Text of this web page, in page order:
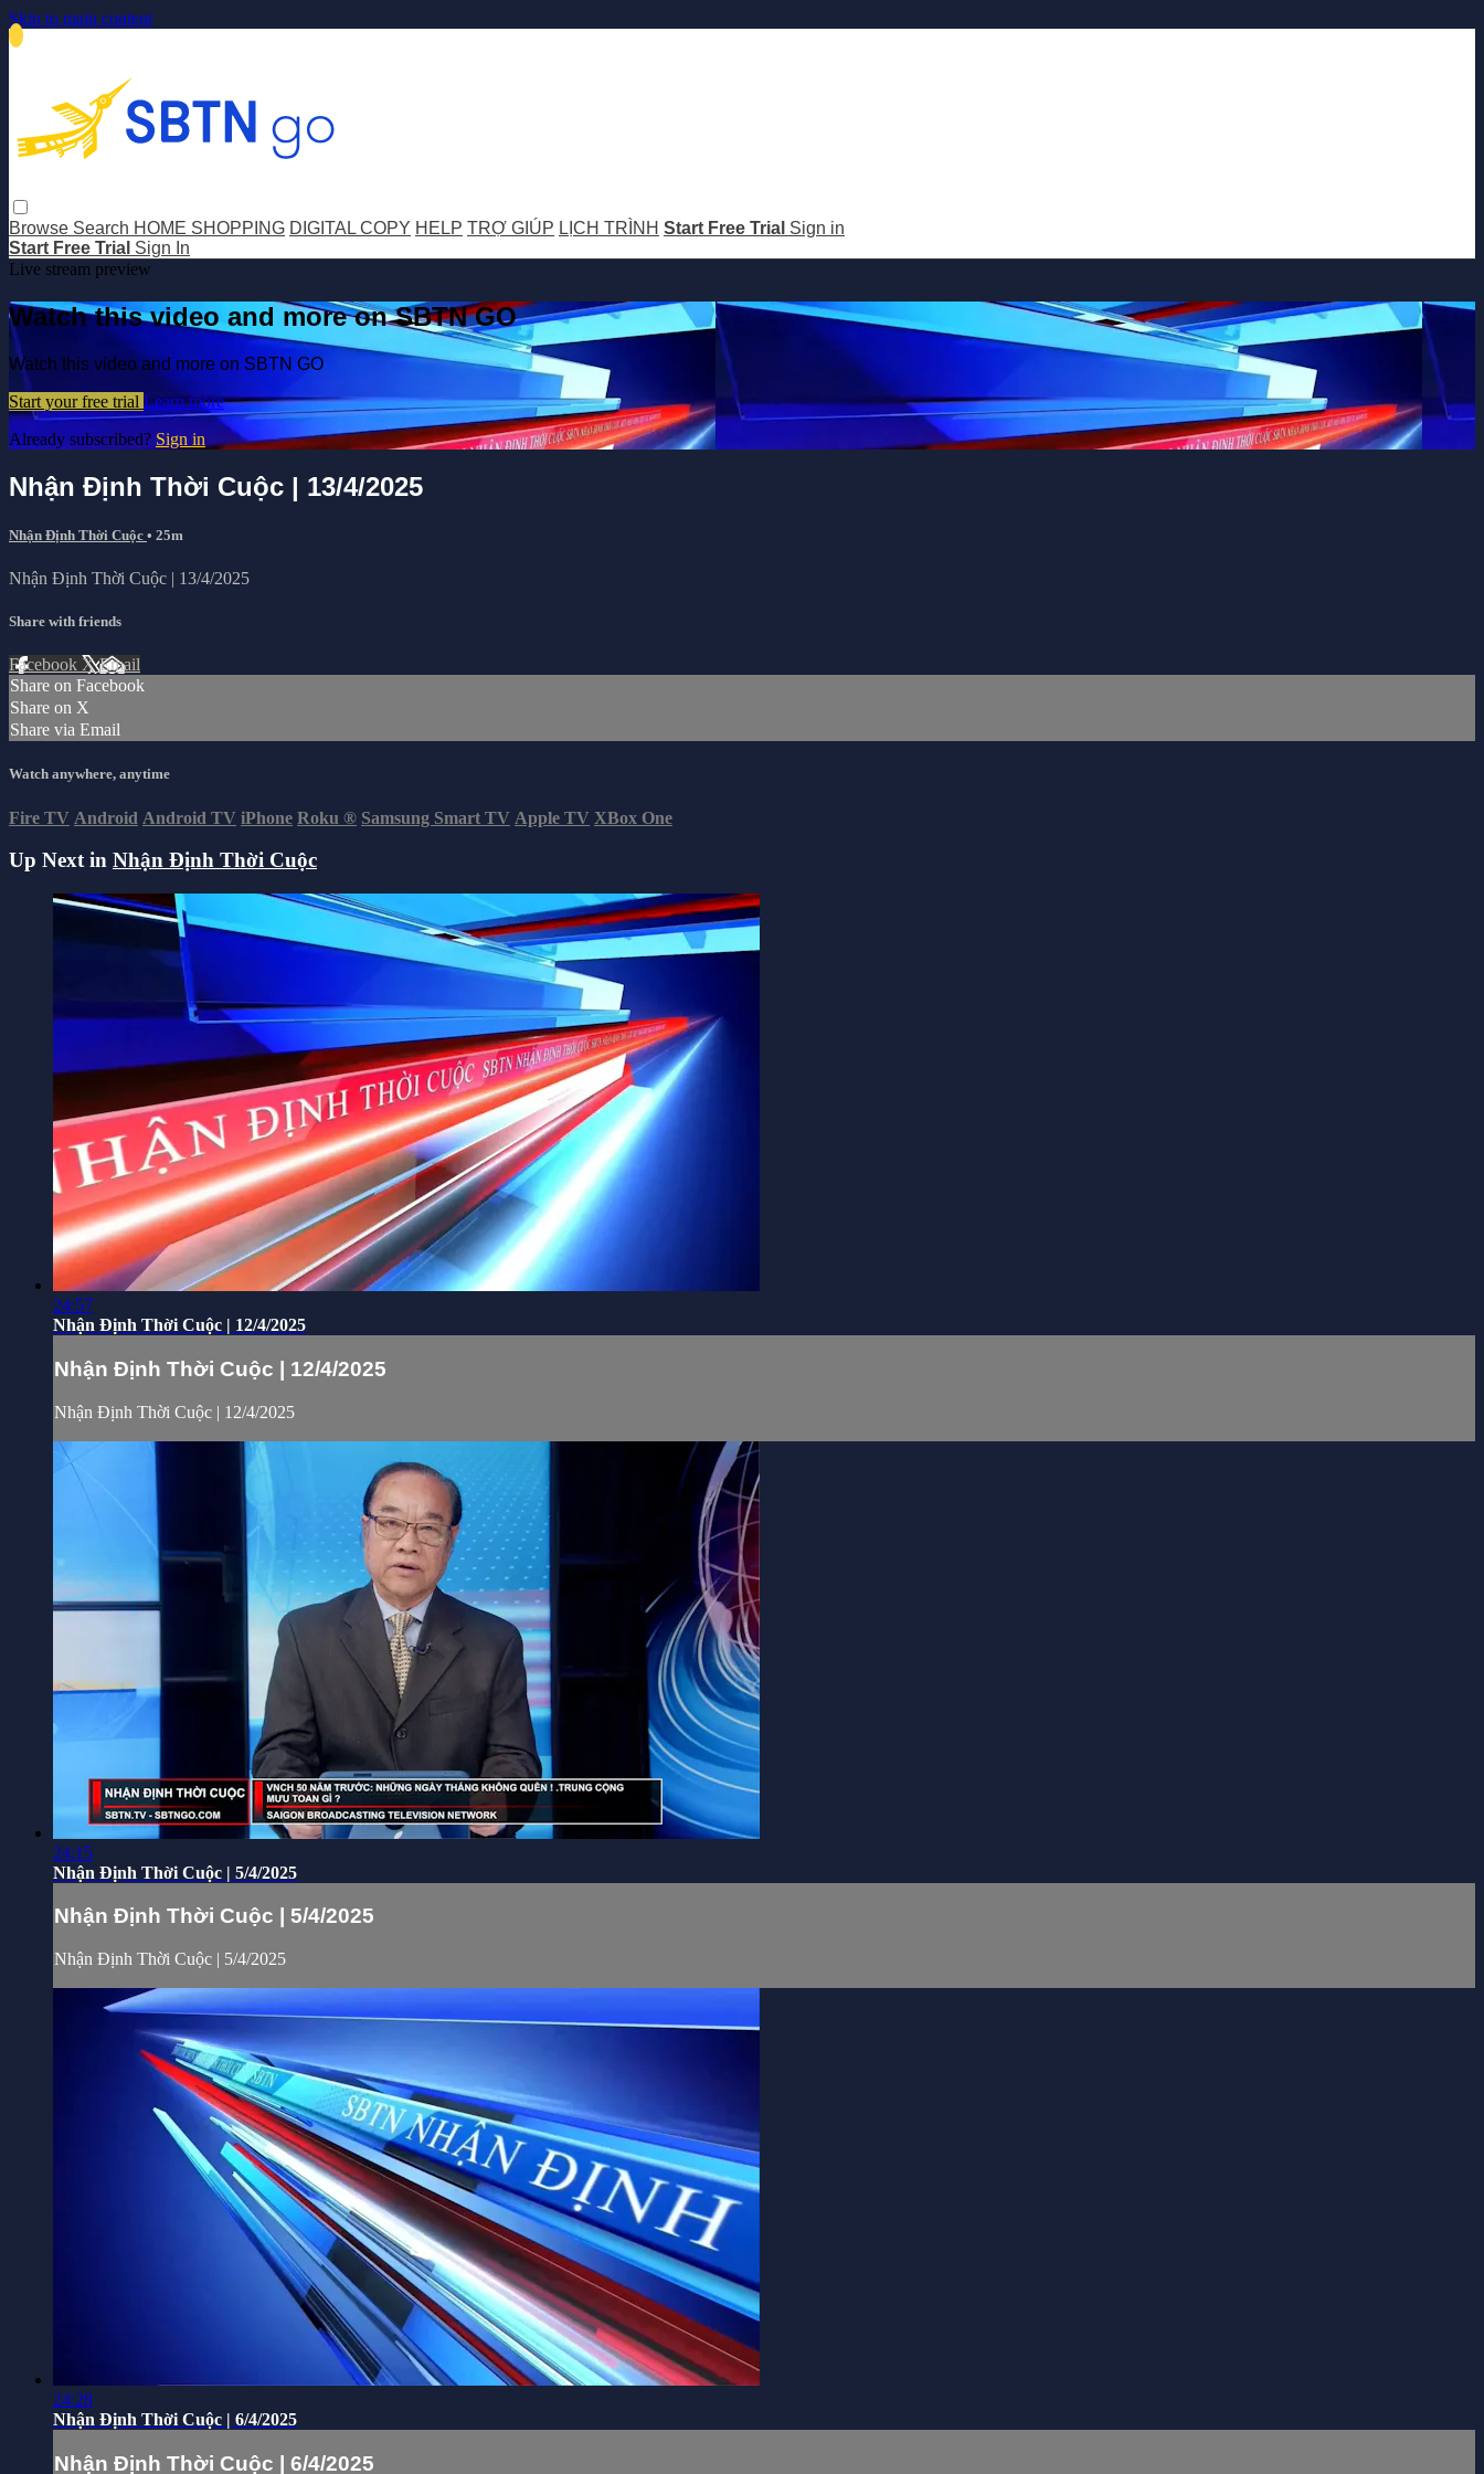
Skip to main content
Browse Search HOME SHOPPING DIGITAL COPY HELP TRỢ GIÚP LỊCH TRÌNH Start Free Trial Sign in
Start Free Trial Sign In
Live stream preview
Watch this video and more on SBTN GO
Watch this video and more on SBTN GO
Start your free trial Learn more
Already subscribed? Sign in
Nhận Định Thời Cuộc | 13/4/2025
Nhận Định Thời Cuộc • 25m
Nhận Định Thời Cuộc | 13/4/2025
Share with friends
Facebook XEmail
Share on Facebook
Share on X
Share via Email
Watch anywhere, anytime
Fire TV Android Android TV iPhone Roku ® Samsung Smart TV Apple TV XBox One
Up Next in Nhận Định Thời Cuộc
24:57
Nhận Định Thời Cuộc | 12/4/2025
Nhận Định Thời Cuộc | 12/4/2025
Nhận Định Thời Cuộc | 12/4/2025
24:15
Nhận Định Thời Cuộc | 5/4/2025
Nhận Định Thời Cuộc | 5/4/2025
Nhận Định Thời Cuộc | 5/4/2025
24:28
Nhận Định Thời Cuộc | 6/4/2025
Nhận Định Thời Cuộc | 6/4/2025